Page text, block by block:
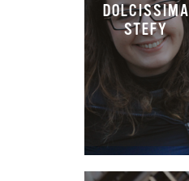
DOLCISSIMA
STEFY